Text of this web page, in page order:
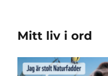
Mitt liv i ord